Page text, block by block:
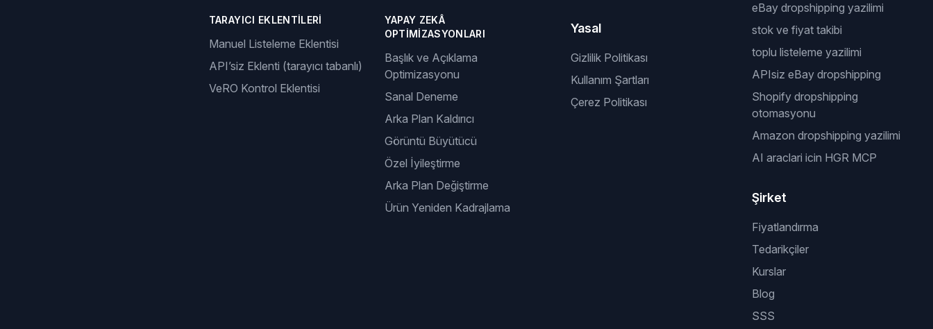
TARAYICI EKLENTILERI
Manuel Listeleme Eklentisi
API’siz Eklenti (tarayıcı tabanlı)
VeRO Kontrol Eklentisi
YAPAY ZEKÂ
OPTIMIZASYONLARI
Başlık ve Açıklama
Optimizasyonu
Sanal Deneme
Arka Plan Kaldırıcı
Görüntü Büyütücü
Özel İyileştirme
Arka Plan Değiştirme
Ürün Yeniden Kadrajlama
Yasal
Gizlilik Politikası
Kullanım Şartları
Çerez Politikası
eBay dropshipping yazilimi
stok ve fiyat takibi
toplu listeleme yazilimi
APIsiz eBay dropshipping
Shopify dropshipping
otomasyonu
Amazon dropshipping yazilimi
AI araclari icin HGR MCP
Şirket
Fiyatlandırma
Tedarikçiler
Kurslar
Blog
SSS